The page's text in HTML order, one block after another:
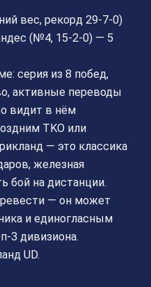
вес, рекорд 29-7-0)
(№4, 15-2-0) — 5
серия из 8 побед,
активные переводы
видит в нём
TKO или
— это классика
железная
бой на дистанции.
— он может
и единогласным
3 дивизиона.
UD.